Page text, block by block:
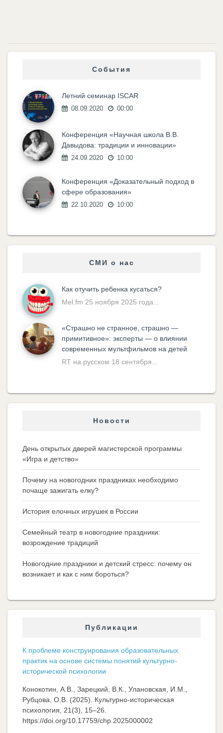
События
Летний семинар ISCAR
08.09.2020 00:00
Конференция «Научная школа В.В.
Давыдова: традиции и инновации»
24.09.2020 10:00
Конференция «Доказательный подход в
сфере образования»
22.10.2020 10:00
СМИ о нас
Как отучить ребенка кусаться?
Mel.fm 25 ноября 2025 года...
«Cтрашно не странное, страшно —
примитивное»: эксперты — о влиянии
современных мультфильмов на детей
RT на русском 18 сентября...
Новости
День открытых дверей магистерской программы
«Игра и детство»
Почему на новогодних праздниках необходимо
почаще зажигать елку?
История елочных игрушек в России
Семейный театр в новогодние праздники:
возрождение традиций
Новогодние праздники и детский стресс: почему он
возникает и как с ним бороться?
Публикации
К проблеме конструирования образовательных
практик на основе системы понятий культурно-
исторической психологии
Конокотин, А.В., Зарецкий, В.К., Улановская, И.М.,
Рубцова, О.В. (2025). Культурно-историческая
психология, 21(3), 15–26.
https://doi.org/10.17759/chp.2025000002